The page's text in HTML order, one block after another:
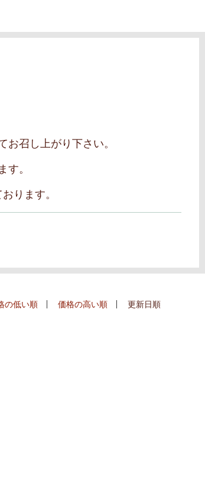
召し上がり下さい。
す。
ります。
の低い順 価格の高い順 更新日順